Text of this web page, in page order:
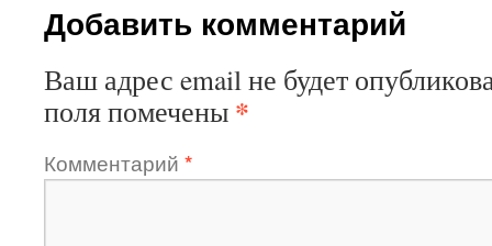
Добавить комментарий
Ваш адрес email не будет
поля помечены *
Комментарий *